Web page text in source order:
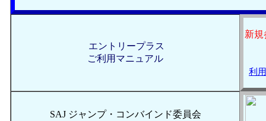
エントリープラス
ご利用マニュアル
新
利
SAJ ジャンプ・コンバインド委員会